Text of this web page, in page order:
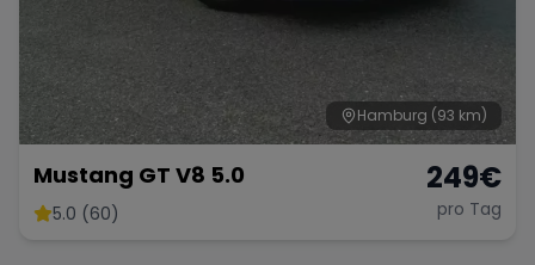
Hamburg (93 km)
Mustang GT V8 5.0
5.0 (60)
249€
pro Tag